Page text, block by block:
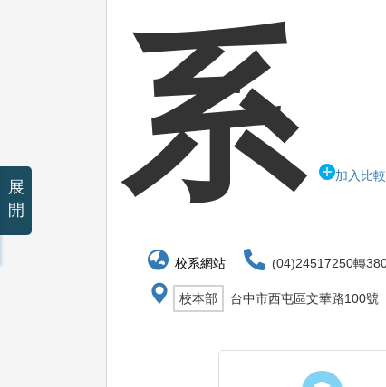
系 加入比
校系網站 (04)24517250轉
校本部 台中市西屯區文華路100號
展
開